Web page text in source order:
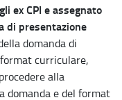
ex CPI e assegnato
di presentazione
domanda di
curriculare,
alla
domanda e del format